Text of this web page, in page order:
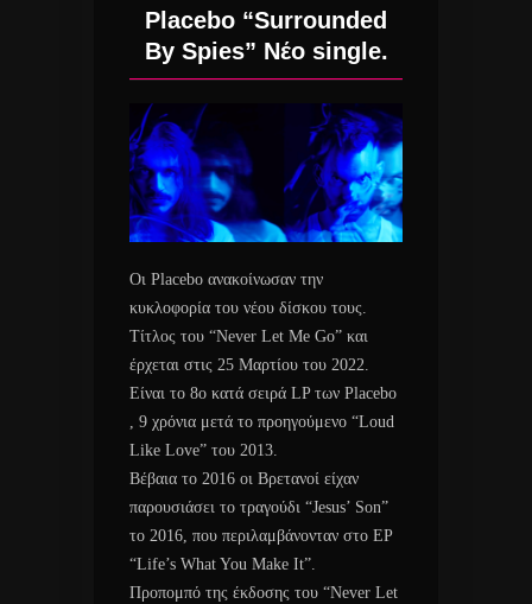
Placebo “Surrounded
By Spies” Νέο single.
Οι Placebo ανακοίνωσαν την
κυκλοφορία του νέου δίσκου τους.
Τίτλος του “Never Let Me Go” και
έρχεται στις 25 Μαρτίου του 2022.
Είναι το 8ο κατά σειρά LP των Placebo
, 9 χρόνια μετά το προηγούμενο “Loud
Like Love” του 2013.
Βέβαια το 2016 οι Βρετανοί είχαν
παρουσιάσει το τραγούδι “Jesus’ Son”
το 2016, που περιλαμβάνονταν στο EP
“Life’s What You Make It”.
Προπομπό της έκδοσης του “Never Let